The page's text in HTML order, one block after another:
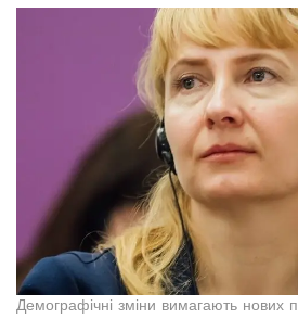
Демографічні зміни вимагають нових